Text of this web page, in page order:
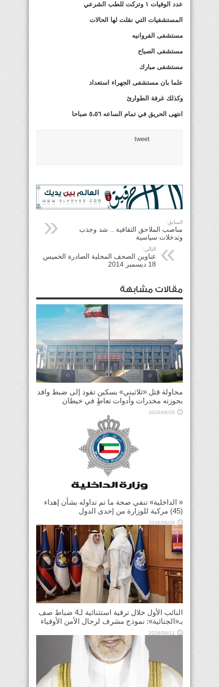
عدد الوفيات ١ وتركت للطب الشرعي
المستشفيات التي نقلت لها الحالات
مستشفى الفروانيه
مستشفى الصباح
مستشفى مبارك
علما بان مستشفى الجهراء استعداد
وكذلك غرفة الطوارئ
انتهى الحريق في تمام الساعه ٥،٥٦ صباحا
tweet
السابق:
مناصب الملاحق الثقافية .. شد وجذب
وتدخلات سياسية
التالي:
عناوين الصحف المحلية الصادرة الخميس
18 ديسمبر 2014
مقالات مشابهة
محاولة قتل «ثلاثيني» بسكين تقود إلى ضبط وافد
بحوزته مخدرات وأدوات تعاطٍ في خيطان
2026/06/26
« الداخلية» تنفي صحة ما تم تداوله بشأن إهداء
(45) مركبة للوزارة من إحدى الدول
2026/06/26
النائب الأول خلال ترقية استثنائية لـ4 ضباط صف
بـ«الجنائية»: نموذج مشرف لرجال الأمن الأوفياء
2026/06/11